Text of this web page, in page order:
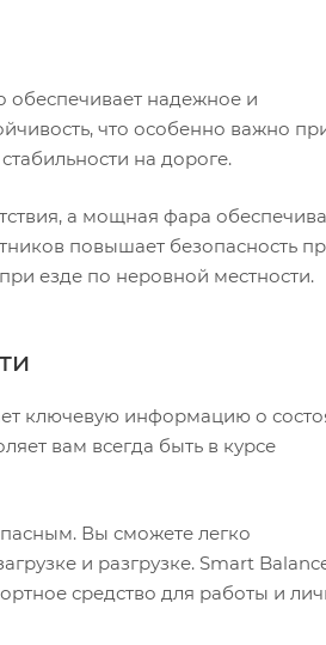
надежное и
что особенно важно
на дороге.
а мощная фара
повышает безопасность
езде по неровной местности.
ключевую информацию о
вам всегда быть в курсе
Вы сможете легко
и разгрузке. Smart
средство для работы и